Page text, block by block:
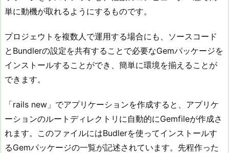
単に動機が取れるようにするものです。
プロジェウトを複数人で運用する場合にも、ソースコード
とBundlerの設定を共有することで必要なGemパッケージを
インストールすることができ、簡単に環境を揃えることが
できます。
「rails new」でアプリケーションを作成すると、アプリケ
ーションのルートディレクトリに自動的にGemfileが作成さ
れます。このファイルにはBudlerを使ってインストールす
るGemパッケージの一覧が記述されています。先程作った